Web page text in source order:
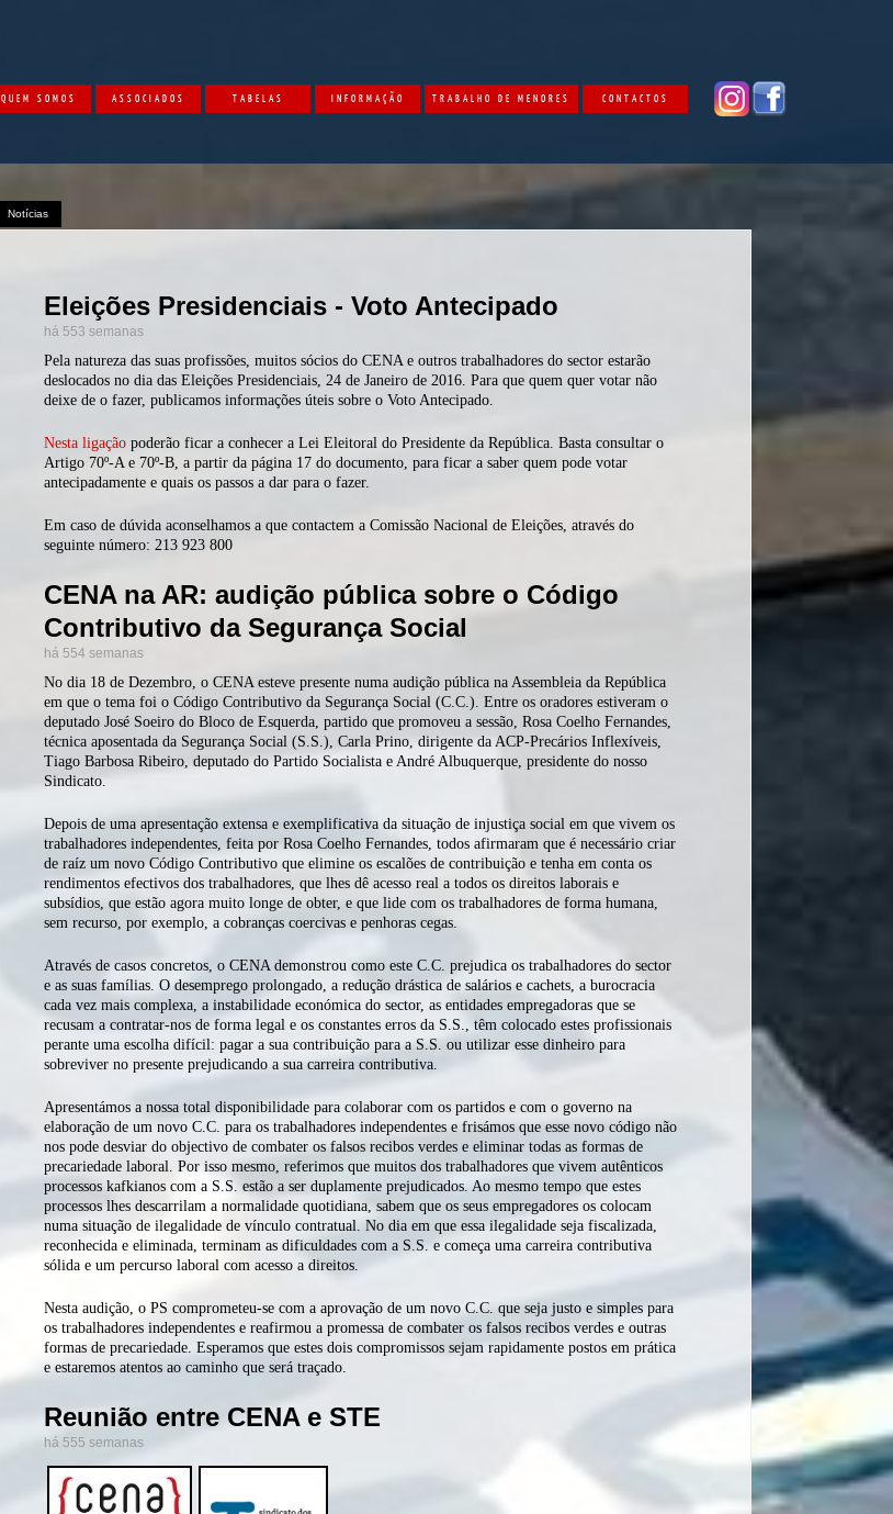
QUEM SOMOS ASSOCIADOS TABELAS INFORMAÇÃO TRABALHO DE MENORES CONTACTOS
Notícias
Eleições Presidenciais - Voto Antecipado
há 553 semanas
Pela natureza das suas profissões, muitos sócios do CENA e outros trabalhadores do sector estarão
deslocados no dia das Eleições Presidenciais, 24 de Janeiro de 2016. Para que quem quer votar não
deixe de o fazer, publicamos informações úteis sobre o Voto Antecipado.
Nesta ligação poderão ficar a conhecer a Lei Eleitoral do Presidente da República. Basta consultar o
Artigo 70º-A e 70º-B, a partir da página 17 do documento, para ficar a saber quem pode votar
antecipadamente e quais os passos a dar para o fazer.
Em caso de dúvida aconselhamos a que contactem a Comissão Nacional de Eleições, através do
seguinte número: 213 923 800
CENA na AR: audição pública sobre o Código
Contributivo da Segurança Social
há 554 semanas
No dia 18 de Dezembro, o CENA esteve presente numa audição pública na Assembleia da República
em que o tema foi o Código Contributivo da Segurança Social (C.C.). Entre os oradores estiveram o
deputado José Soeiro do Bloco de Esquerda, partido que promoveu a sessão, Rosa Coelho Fernandes,
técnica aposentada da Segurança Social (S.S.), Carla Prino, dirigente da ACP-Precários Inflexíveis,
Tiago Barbosa Ribeiro, deputado do Partido Socialista e André Albuquerque, presidente do nosso
Sindicato.
Depois de uma apresentação extensa e exemplificativa da situação de injustiça social em que vivem os
trabalhadores independentes, feita por Rosa Coelho Fernandes, todos afirmaram que é necessário criar
de raíz um novo Código Contributivo que elimine os escalões de contribuição e tenha em conta os
rendimentos efectivos dos trabalhadores, que lhes dê acesso real a todos os direitos laborais e
subsídios, que estão agora muito longe de obter, e que lide com os trabalhadores de forma humana,
sem recurso, por exemplo, a cobranças coercivas e penhoras cegas.
Através de casos concretos, o CENA demonstrou como este C.C. prejudica os trabalhadores do sector
e as suas famílias. O desemprego prolongado, a redução drástica de salários e cachets, a burocracia
cada vez mais complexa, a instabilidade económica do sector, as entidades empregadoras que se
recusam a contratar-nos de forma legal e os constantes erros da S.S., têm colocado estes profissionais
perante uma escolha difícil: pagar a sua contribuição para a S.S. ou utilizar esse dinheiro para
sobreviver no presente prejudicando a sua carreira contributiva.
Apresentámos a nossa total disponibilidade para colaborar com os partidos e com o governo na
elaboração de um novo C.C. para os trabalhadores independentes e frisámos que esse novo código não
nos pode desviar do objectivo de combater os falsos recibos verdes e eliminar todas as formas de
precariedade laboral. Por isso mesmo, referimos que muitos dos trabalhadores que vivem autênticos
processos kafkianos com a S.S. estão a ser duplamente prejudicados. Ao mesmo tempo que estes
processos lhes descarrilam a normalidade quotidiana, sabem que os seus empregadores os colocam
numa situação de ilegalidade de vínculo contratual. No dia em que essa ilegalidade seja fiscalizada,
reconhecida e eliminada, terminam as dificuldades com a S.S. e começa uma carreira contributiva
sólida e um percurso laboral com acesso a direitos.
Nesta audição, o PS comprometeu-se com a aprovação de um novo C.C. que seja justo e simples para
os trabalhadores independentes e reafirmou a promessa de combater os falsos recibos verdes e outras
formas de precariedade. Esperamos que estes dois compromissos sejam rapidamente postos em prática
e estaremos atentos ao caminho que será traçado.
Reunião entre CENA e STE
há 555 semanas